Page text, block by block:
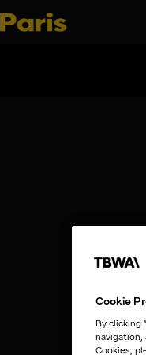
Cookie
By clicking
navigation,
Cookies,